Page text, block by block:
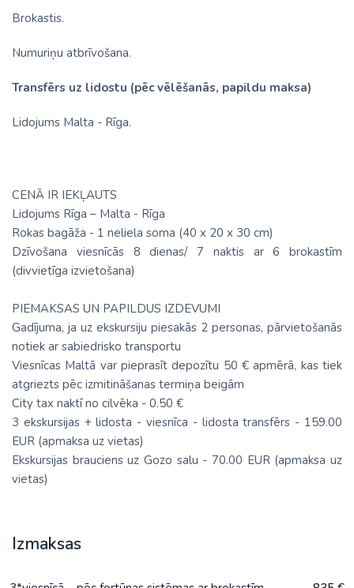
Brokastis.
Numuriņu atbrīvošana.
Transfērs uz lidostu (pēc vēlēšanās, papildu maksa)
Lidojums Malta - Rīga.
CENĀ IR IEKĻAUTS
Lidojums Rīga – Malta - Rīga
Rokas bagāža - 1 neliela soma (40 х 20 х 30 cm)
Dzīvošana viesnīcās 8 dienas/ 7 naktis ar 6 brokastīm
(divvietīga izvietošana)
PIEMAKSAS UN PAPILDUS IZDEVUMI
Gadījuma, ja uz ekskursiju piesakās 2 personas, pārvietošanās
notiek ar sabiedrisko transportu
Viesnīcas Maltā var pieprasīt depozītu 50 € apmērā, kas tiek
atgriezts pēc izmitināšanas termiņa beigām
City tax naktī no cilvēka - 0.50 €
3 ekskursijas + lidosta - viesnīca - lidosta transfērs - 159.00
EUR (apmaksa uz vietas)
Ekskursijas brauciens uz Gozo salu - 70.00 EUR (apmaksa uz
vietas)
Izmaksas